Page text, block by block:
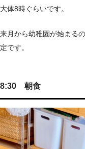
大体8時ぐらいです。
来月から幼稚園が始まる
定です。
8:30 朝食